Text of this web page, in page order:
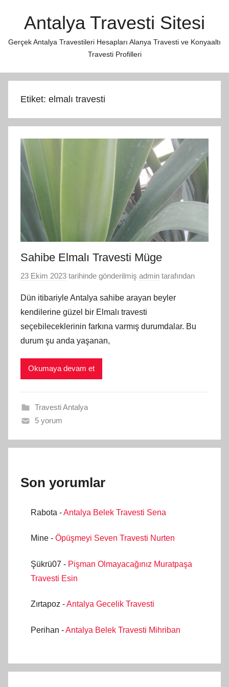
Antalya Travesti Sitesi
Gerçek Antalya Travestileri Hesapları Alanya Travesti ve Konyaaltı
Travesti Profilleri
Etiket: elmalı travesti
Sahibe Elmalı Travesti Müge
23 Ekim 2023 tarihinde gönderilmiş admin tarafından
Dün itibariyle Antalya sahibe arayan beyler
kendilerine güzel bir Elmalı travesti
seçebileceklerinin farkına varmış durumdalar. Bu
durum şu anda yaşanan,
Okumaya devam et
Travesti Antalya
5 yorum
Son yorumlar
Rabota -Antalya Belek Travesti Sena
Mine - Öpüşmeyi Seven Travesti Nurten
Şükrü07 - Pişman Olmayacağınız Muratpaşa
Travesti Esin
Zırtapoz -Antalya Gecelik Travesti
Perihan -Antalya Belek Travesti Mihriban